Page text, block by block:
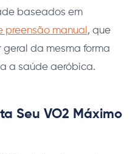
baseados em
preensão manual , que
geral da mesma forma
a saúde aeróbica.
Seu VO2 Máximo